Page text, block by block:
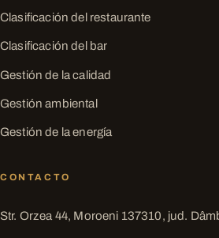
Clasificación del restaurante
Clasificación del bar
Gestión de la calidad
Gestión ambiental
Gestión de la energía
CONTACTO
Str. Orzea 44, Moroeni 137310, jud.